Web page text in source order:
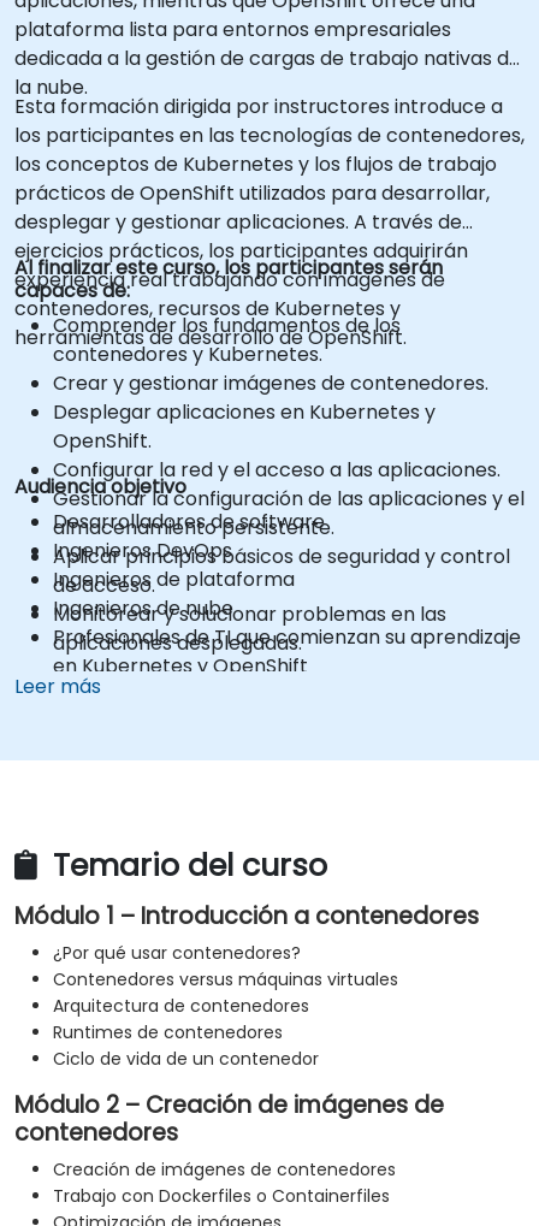
plataforma lista para entornos empresariales
dedicada a la gestión de cargas de trabajo nativas de
la nube.
Esta formación dirigida por instructores introduce a
los participantes en las tecnologías de contenedores,
los conceptos de Kubernetes y los flujos de trabajo
prácticos de OpenShift utilizados para desarrollar,
desplegar y gestionar aplicaciones. A través de
ejercicios prácticos, los participantes adquirirán
experiencia real trabajando con imágenes de
contenedores, recursos de Kubernetes y
herramientas de desarrollo de OpenShift.
Al finalizar este curso, los participantes serán
capaces de:
Comprender los fundamentos de los
contenedores y Kubernetes.
Crear y gestionar imágenes de contenedores.
Desplegar aplicaciones en Kubernetes y
OpenShift.
Configurar la red y el acceso a las aplicaciones.
Gestionar la configuración de las aplicaciones y el
almacenamiento persistente.
Aplicar principios básicos de seguridad y control
de acceso.
Monitorear y solucionar problemas en las
aplicaciones desplegadas.
Audiencia objetivo
Desarrolladores de software
Ingenieros DevOps
Ingenieros de plataforma
Ingenieros de nube
Profesionales de TI que comienzan su aprendizaje
en Kubernetes y OpenShift
Leer más
Temario del curso
Módulo 1 – Introducción a contenedores
¿Por qué usar contenedores?
Contenedores versus máquinas virtuales
Arquitectura de contenedores
Runtimes de contenedores
Ciclo de vida de un contenedor
Módulo 2 – Creación de imágenes de
contenedores
Creación de imágenes de contenedores
Trabajo con Dockerfiles o Containerfiles